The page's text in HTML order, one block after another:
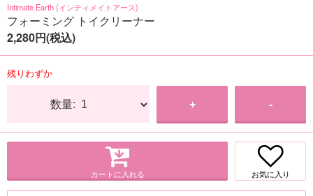
Intimate Earth (インティメイトアース)
フォーミング トイクリーナー
2,280円(税込)
残りわずか
数量: + -
カートに入れる お気に入り